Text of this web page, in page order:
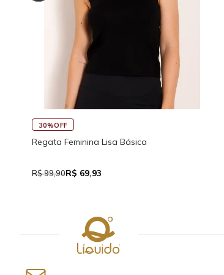
45%OFF
Saia Curta Reta com Cós
R$ 69,00R$ 37,95